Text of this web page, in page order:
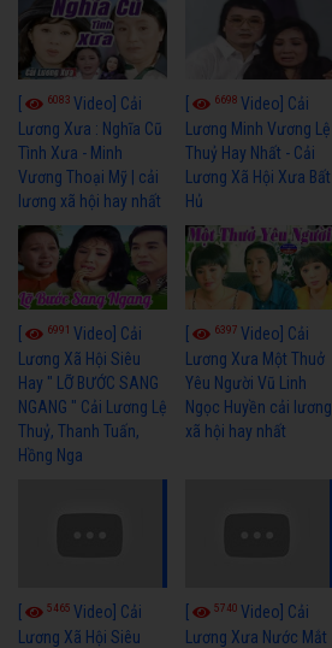
6083 Video] Cải
Lương Xưa : Nghĩa Cũ
Tình Xưa - Minh
Vương Thoại Mỹ | cải
lương xã hội hay nhất
6698Video] Cải
Lương Minh Vương Lệ
Thuỷ Hay Nhất - Cải
Lương Xã Hội Xưa Bất
Hủ
6991 Video] Cải
Lương Xã Hội Siêu
Hay " LỠ BƯỚC SANG
NGANG " Cải Lương Lệ
Thuỷ, Thanh Tuấn,
Hồng Nga
6397Video] Cải
Lương Xưa Một Thuở
Yêu Người Vũ Linh
Ngọc Huyền cải lương
xã hội hay nhất
5465 Video] Cải
Lương Xã Hội Siêu
5740Video] Cải
Lương Xưa Nước Mắt